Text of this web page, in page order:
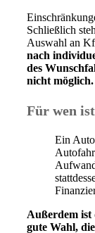
Schließlich
Auswahl an
nach
des
nicht möglich.
Für wen
Ein
Außerdem ist
gute Wahl,